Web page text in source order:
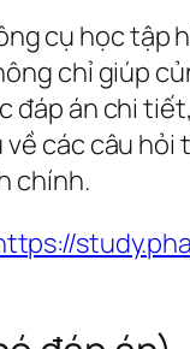
cụ học tập
chỉ giúp
án chi
các câu
chính.